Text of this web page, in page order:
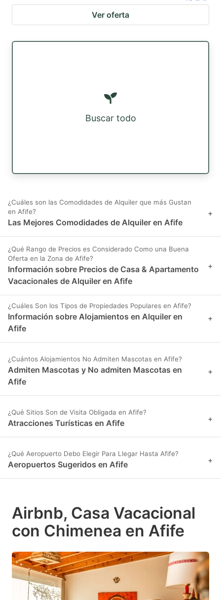
Ver oferta
Buscar todo
¿Cuáles son las Comodidades de Alquiler que más Gustan
en Afife?
Las Mejores Comodidades de Alquiler en Afife
+
¿Qué Rango de Precios es Considerado Como una Buena
Oferta en la Zona de Afife?
Información sobre Precios de Casa & Apartamento
Vacacionales de Alquiler en Afife
+
¿Cuáles Son los Tipos de Propiedades Populares en Afife?
Información sobre Alojamientos en Alquiler en
Afife
+
¿Cuántos Alojamientos No Admiten Mascotas en Afife?
Admiten Mascotas y No admiten Mascotas en
Afife
+
¿Qué Sitios Son de Visita Obligada en Afife?
Atracciones Turísticas en Afife +
¿Qué Aeropuerto Debo Elegir Para Llegar Hasta Afife?
Aeropuertos Sugeridos en Afife +
Airbnb, Casa Vacacional
con Chimenea en Afife